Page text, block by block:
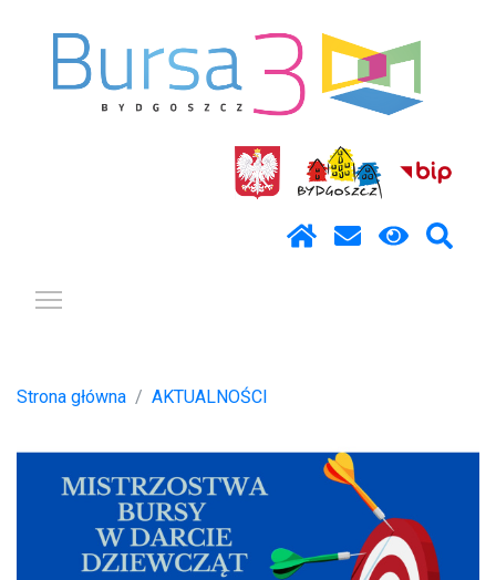
Strona główna AKTUALNOŚCI